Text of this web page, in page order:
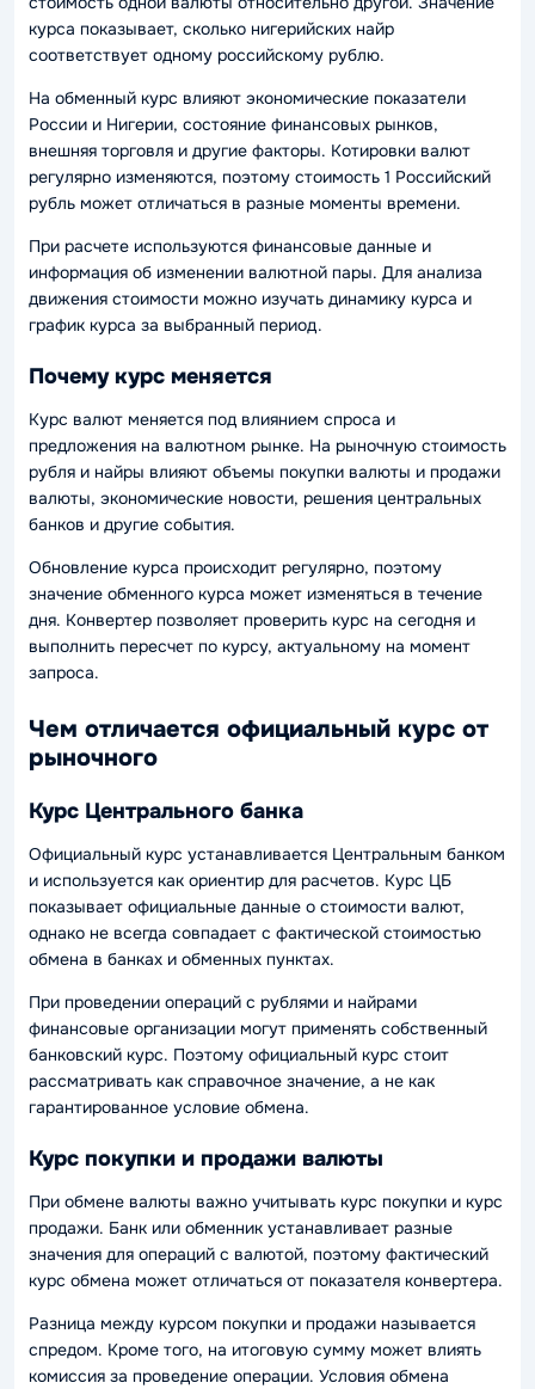
курса показывает, сколько нигерийских найр
соответствует одному российскому рублю.
На обменный курс влияют экономические показатели
России и Нигерии, состояние финансовых рынков,
внешняя торговля и другие факторы. Котировки валют
регулярно изменяются, поэтому стоимость 1 Российский
рубль может отличаться в разные моменты времени.
При расчете используются финансовые данные и
информация об изменении валютной пары. Для анализа
движения стоимости можно изучать динамику курса и
график курса за выбранный период.
Почему курс меняется
Курс валют меняется под влиянием спроса и
предложения на валютном рынке. На рыночную стоимость
рубля и найры влияют объемы покупки валюты и продажи
валюты, экономические новости, решения центральных
банков и другие события.
Обновление курса происходит регулярно, поэтому
значение обменного курса может изменяться в течение
дня. Конвертер позволяет проверить курс на сегодня и
выполнить пересчет по курсу, актуальному на момент
запроса.
Чем отличается официальный курс от
рыночного
Курс Центрального банка
Официальный курс устанавливается Центральным банком
и используется как ориентир для расчетов. Курс ЦБ
показывает официальные данные о стоимости валют,
однако не всегда совпадает с фактической стоимостью
обмена в банках и обменных пунктах.
При проведении операций с рублями и найрами
финансовые организации могут применять собственный
банковский курс. Поэтому официальный курс стоит
рассматривать как справочное значение, а не как
гарантированное условие обмена.
Курс покупки и продажи валюты
При обмене валюты важно учитывать курс покупки и курс
продажи. Банк или обменник устанавливает разные
значения для операций с валютой, поэтому фактический
курс обмена может отличаться от показателя конвертера.
Разница между курсом покупки и продажи называется
спредом. Кроме того, на итоговую сумму может влиять
комиссия за проведение операции. Условия обмена